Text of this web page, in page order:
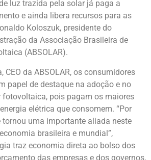
luz trazida pela solar já paga a
e ainda libera recursos para as
Koloszuk, presidente do
da Associação Brasileira de
(ABSOLAR).
CEO da ABSOLAR, os consumidores
papel de destaque na adoção e no
fotovoltaica, pois pagam os maiores
elétrica que consomem. “Por
tornou uma importante aliada neste
brasileira e mundial”,
traz economia direta ao bolso dos
das empresas e dos governos,